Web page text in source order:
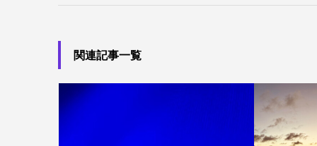
関連記事一覧